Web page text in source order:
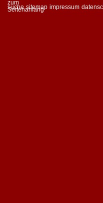
suche sitemap impressum